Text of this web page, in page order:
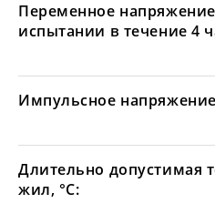
Переменное
испытании в течение 4
Импульсное
Длительно допустимая
жил, °С: